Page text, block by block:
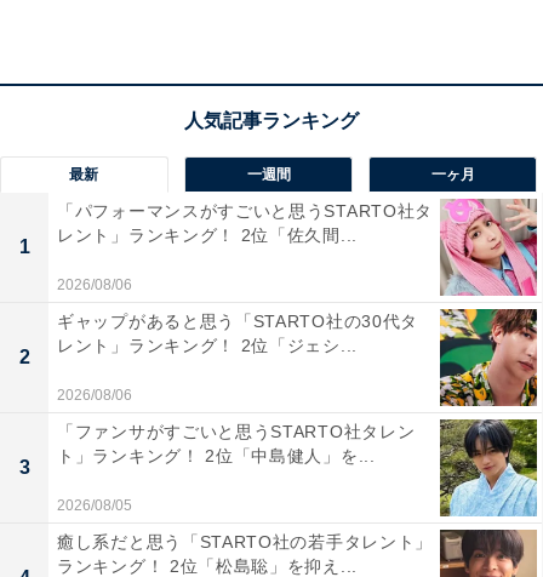
たからと校風が面白そうだから（50代男性／岐阜県）」
「自分が住んでいる地域から比較的通いやすく、ネーム
バリューもあるため（20代男性／大阪府）」などの声が
寄せられました。
次ページ
20位までの全ランキング結果を見
最新 一週間 一ヶ月
1
「パフォーマンスがすごいと思うSTARTO社タ
レント」ランキング！ 2位「佐久間...
2026/08/06
2
ギャップがあると思う「STARTO社の30代タ
レント」ランキング！ 2位「ジェシ...
2026/08/06
3
「ファンサがすごいと思うSTARTO社タレン
ト」ランキング！ 2位「中島健人」を...
2026/08/05
癒し系だと思う「STARTO社の若手タレント」
ランキング！ 2位「松島聡」を抑え...